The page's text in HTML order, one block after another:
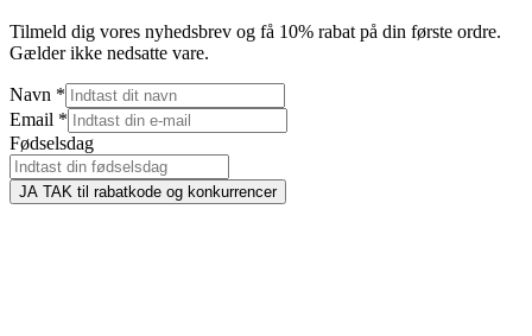
Tilmeld dig vores nyhedsbrev og få 10% rabat på din første ordre.
Gælder ikke nedsatte vare.
Navn *
Email *
Fødselsdag
JA TAK til rabatkode og konkurrencer